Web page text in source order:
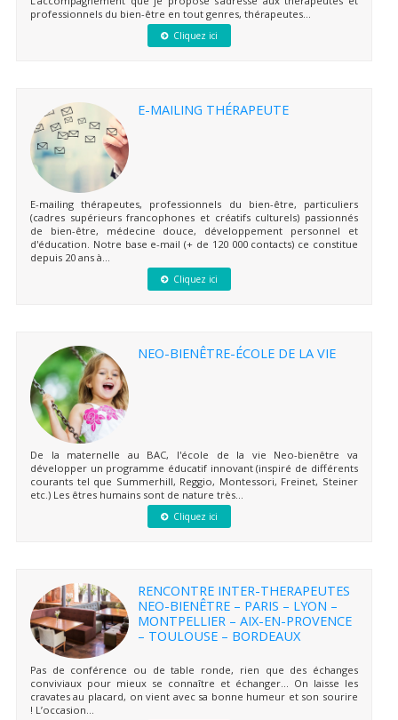
professionnels du bien-être en tout genres, thérapeutes...
Cliquez ici
E-MAILING THÉRAPEUTE
E-mailing thérapeutes, professionnels du bien-être, particuliers
(cadres supérieurs francophones et créatifs culturels) passionnés
de bien-être, médecine douce, développement personnel et
d'éducation. Notre base e-mail (+ de 120 000 contacts) ce constitue
depuis 20 ans à...
Cliquez ici
NEO-BIENÊTRE-ÉCOLE DE LA VIE
De la maternelle au BAC, l'école de la vie Neo-bienêtre va
développer un programme éducatif innovant (inspiré de différents
courants tel que Summerhill, Reggio, Montessori, Freinet, Steiner
etc.) Les êtres humains sont de nature très...
Cliquez ici
RENCONTRE INTER-THERAPEUTES
NEO-BIENÊTRE – PARIS – LYON –
MONTPELLIER – AIX-EN-PROVENCE
– TOULOUSE – BORDEAUX
Pas de conférence ou de table ronde, rien que des échanges
conviviaux pour mieux se connaître et échanger… On laisse les
cravates au placard, on vient avec sa bonne humeur et son sourire
! L’occasion...